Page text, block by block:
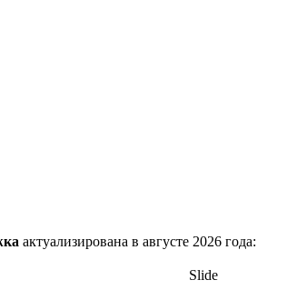
актуализирована в августе 2026 года:
Slide